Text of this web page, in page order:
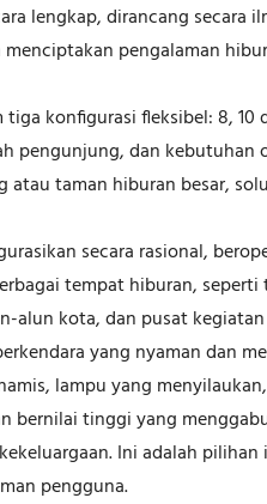
lengkap, dirancang secara
pengalaman
konfigurasi fleksibel: 8, 10
pengunjung, dan kebutuhan
atau taman hiburan besar,
secara rasional,
tempat hiburan,
alun kota, dan pusat
yang nyaman dan
lampu yang
bernilai tinggi yang
Ini adalah
pengguna.